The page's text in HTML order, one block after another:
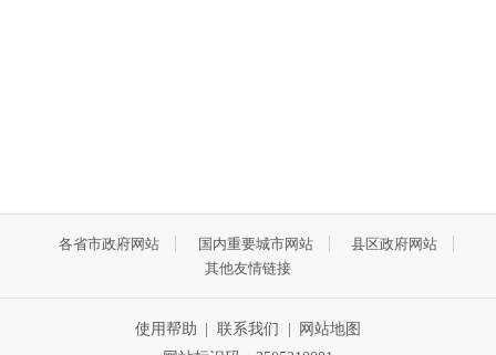
各省市政府网站 国内重要城市网站
县区政府网站
其他友情链接
使用帮助 联系我们
网站地图